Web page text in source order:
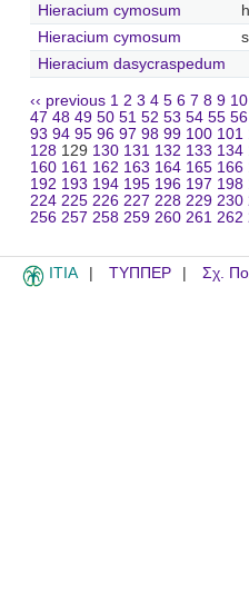
Hieracium cymosum
Hieracium cymosum
Hieracium dasycraspedum
‹‹ previous 1 2 3 4 5 6 7 8 9 10
47 48 49 50 51 52 53 54 55 56
93 94 95 96 97 98 99 100 101
128 129 130 131 132 133 134
160 161 162 163 164 165 166
192 193 194 195 196 197 198
224 225 226 227 228 229 230
256 257 258 259 260 261 262
ITIA ΤΥΠΠΕΡ Σχ.